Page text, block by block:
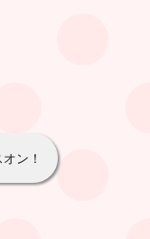
ン！